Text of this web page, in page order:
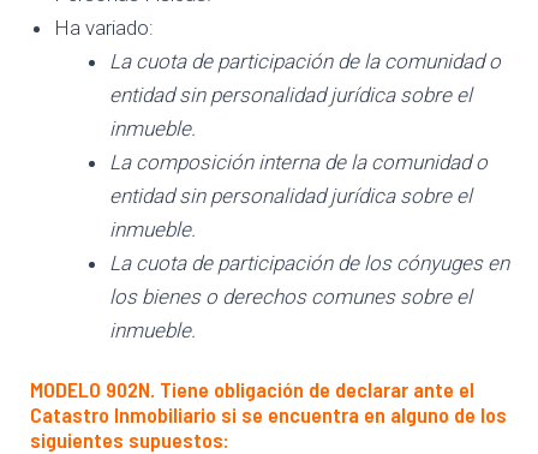
Ha variado:
La cuota de participación de la comunidad o
entidad sin personalidad jurídica sobre el
inmueble.
La composición interna de la comunidad o
entidad sin personalidad jurídica sobre el
inmueble.
La cuota de participación de los cónyuges en
los bienes o derechos comunes sobre el
inmueble.
MODELO 902N. Tiene obligación de declarar ante el
Catastro Inmobiliario si se encuentra en alguno de los
siguientes supuestos: